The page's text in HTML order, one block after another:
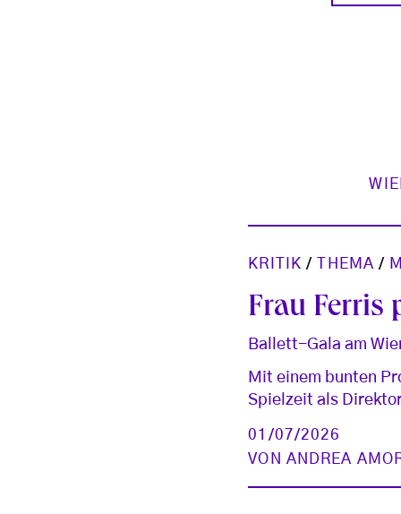
KRITIK / THEMA /
Frau Ferris
Ballett-Gala am
Mit einem bunten
Spielzeit als
01/07/2026
VON ANDREA